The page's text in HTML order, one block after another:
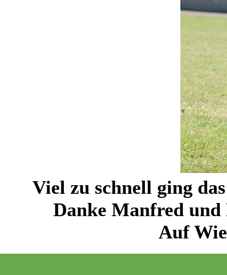
Viel zu schnell ging
Danke Manfred und
Auf